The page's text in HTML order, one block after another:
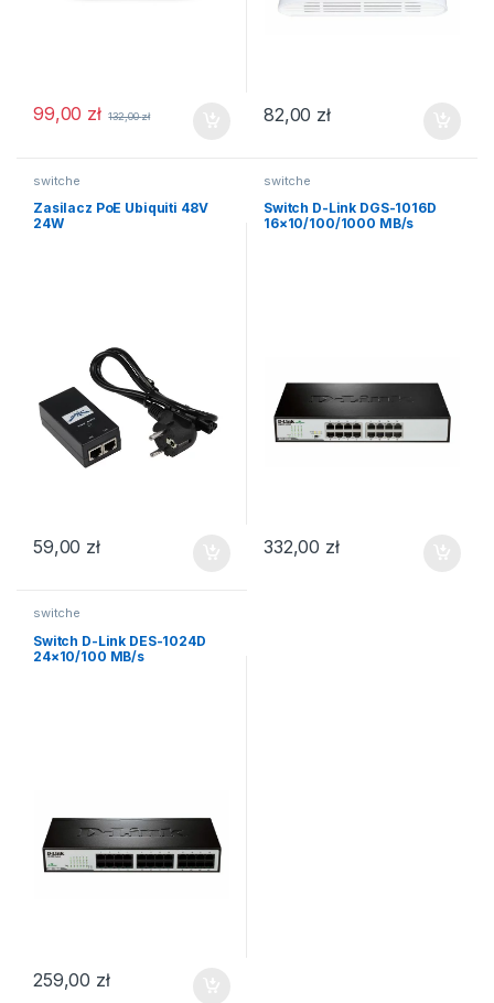
99,00 zł 132,00zł 82,00 zł
switche
Zasilacz PoE Ubiquiti 48V
24W
59,00 zł
switche
Switch D-Link DGS-1016D
16×10/100/1000 MB/s
332,00 zł
switche
Switch D-Link DES-1024D
24×10/100 MB/s
259,00 zł